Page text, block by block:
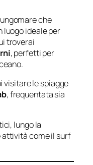
che
luogo ideale per
troverai
, perfetti per
visitare le spiagge
, frequentata sia
lungo la
attività come il surf